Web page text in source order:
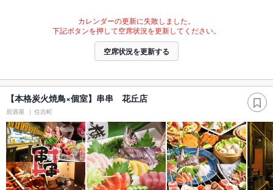
カレンダーの更新に失敗しました。
下記ボタンを押して空席状況を更新してください。
空席状況を更新する
【本格炭火焼鳥×個室】串串 花丘店
居酒屋 住吉町